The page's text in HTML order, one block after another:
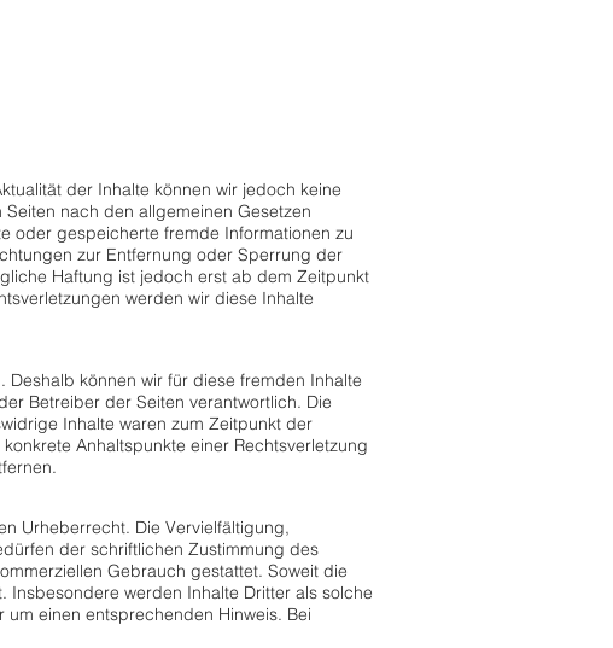
der Inhalte können wir jedoch keine
nach den allgemeinen Gesetzen
oder gespeicherte fremde Informationen zu
zur Entfernung oder Sperrung der
Haftung ist jedoch erst ab dem Zeitpunkt
werden wir diese Inhalte
Deshalb können wir für diese fremden Inhalte
Betreiber der Seiten verantwortlich. Die
Inhalte waren zum Zeitpunkt der
Anhaltspunkte einer Rechtsverletzung
Urheberrecht. Die Vervielfältigung,
der schriftlichen Zustimmung des
Gebrauch gestattet. Soweit die
werden Inhalte Dritter als solche
einen entsprechenden Hinweis. Bei